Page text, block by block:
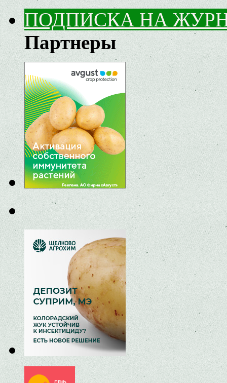
ПОДПИСКА НА
Партнеры